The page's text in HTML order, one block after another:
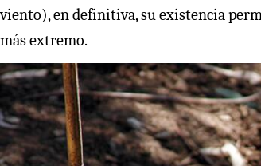
viento), en definitiva, su existencia
más extremo.